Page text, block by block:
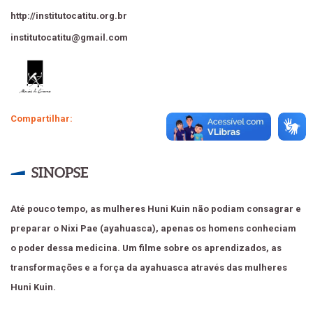
http://institutocatitu.org.br
institutocatitu@gmail.com
Compartilhar:
SINOPSE
Até pouco tempo, as mulheres Huni Kuin não podiam consagrar e
preparar o Nixi Pae (ayahuasca), apenas os homens conheciam
o poder dessa medicina. Um filme sobre os aprendizados, as
transformações e a força da ayahuasca através das mulheres
Huni Kuin.